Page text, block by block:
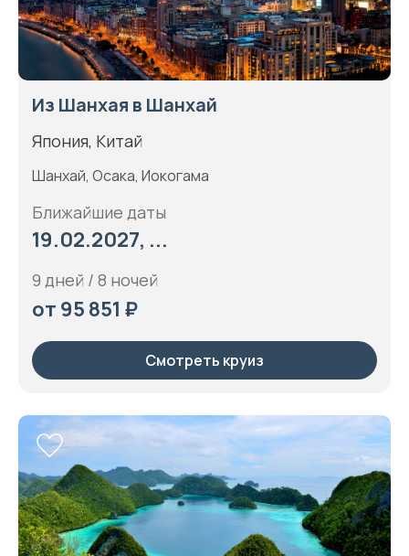
Из Шанхая в Шанхай
Япония, Китай
Шанхай, Осака, Иокогама
Ближайшие даты
19.02.2027, ...
9 дней / 8 ночей
от 95 851 ₽
Смотреть круиз